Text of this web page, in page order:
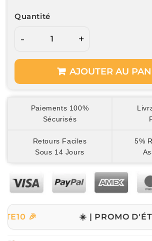
Quantité
- +
AJOUTER AU
Paiements 100%
Sécurisés
Retours Faciles
Sous 14 Jours
5%
☀️ | PROMO D'ÉTÉ | ☀️